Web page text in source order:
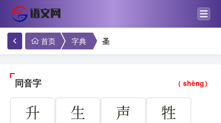
首页 字典 圣
同音字 （ shèng）
升 生 声
牲